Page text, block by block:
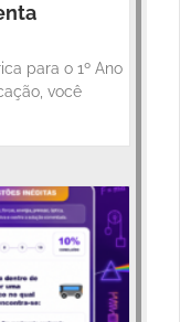
para o 1º Ano
você